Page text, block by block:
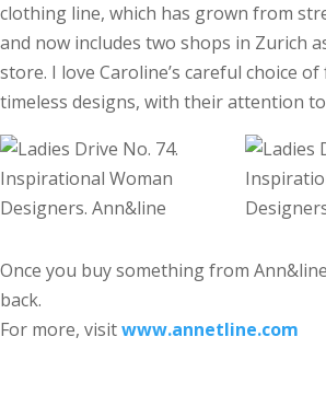
clothing line, which has grown from
and now includes two shops in Zurich
store. I love Caroline’s careful choice
timeless designs, with their attention
Once you buy something from
back.
For more, visitwww.annetline.com